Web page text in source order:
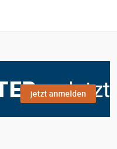
jetzt anmelden